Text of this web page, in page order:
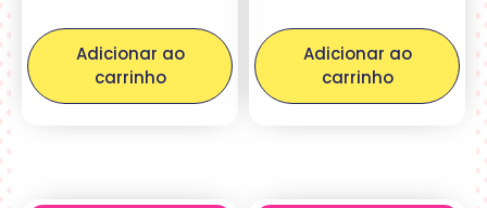
Adicionar ao
carrinho
Adicionar ao
carrinho